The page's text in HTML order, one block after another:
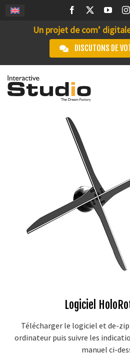
Passer
Un projet de com’
DISCUTONS DE
CLIENTS
Logiciel
Télécharger le logiciel et de-
ordinateur puis suivre les
manuel ci-